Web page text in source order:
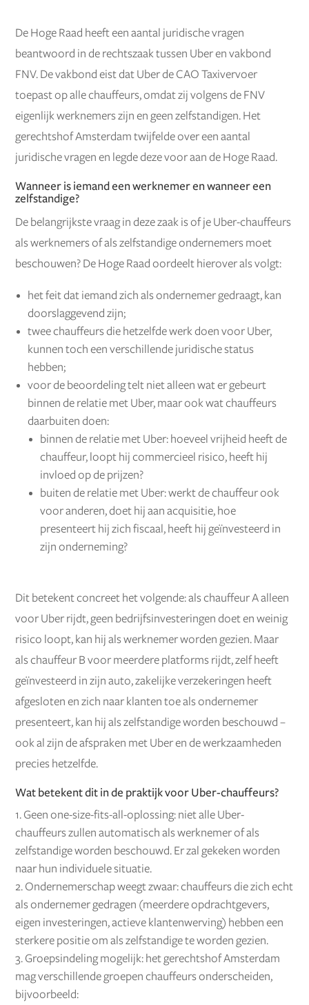
De Hoge Raad heeft een aantal juridische vragen
beantwoord in de rechtszaak tussen Uber en vakbond
FNV. De vakbond eist dat Uber de CAO Taxivervoer
toepast op alle chauffeurs, omdat zij volgens de FNV
eigenlijk werknemers zijn en geen zelfstandigen. Het
gerechtshof Amsterdam twijfelde over een aantal
juridische vragen en legde deze voor aan de Hoge Raad.
Wanneer is iemand een werknemer en wanneer een
zelfstandige?
De belangrijkste vraag in deze zaak is of je Uber-chauffeurs
als werknemers of als zelfstandige ondernemers moet
beschouwen? De Hoge Raad oordeelt hierover als volgt:
het feit dat iemand zich als ondernemer gedraagt, kan
doorslaggevend zijn;
twee chauffeurs die hetzelfde werk doen voor Uber,
kunnen toch een verschillende juridische status
hebben;
voor de beoordeling telt niet alleen wat er gebeurt
binnen de relatie met Uber, maar ook wat chauffeurs
daarbuiten doen:
binnen de relatie met Uber: hoeveel vrijheid heeft de
chauffeur, loopt hij commercieel risico, heeft hij
invloed op de prijzen?
buiten de relatie met Uber: werkt de chauffeur ook
voor anderen, doet hij aan acquisitie, hoe
presenteert hij zich fiscaal, heeft hij geïnvesteerd in
zijn onderneming?
Dit betekent concreet het volgende: als chauffeur A alleen
voor Uber rijdt, geen bedrijfsinvesteringen doet en weinig
risico loopt, kan hij als werknemer worden gezien. Maar
als chauffeur B voor meerdere platforms rijdt, zelf heeft
geïnvesteerd in zijn auto, zakelijke verzekeringen heeft
afgesloten en zich naar klanten toe als ondernemer
presenteert, kan hij als zelfstandige worden beschouwd –
ook al zijn de afspraken met Uber en de werkzaamheden
precies hetzelfde.
Wat betekent dit in de praktijk voor Uber-chauffeurs?
Geen one-size-fits-all-oplossing: niet alle Uber-
chauffeurs zullen automatisch als werknemer of als
zelfstandige worden beschouwd. Er zal gekeken worden
naar hun individuele situatie.
Ondernemerschap weegt zwaar: chauffeurs die zich echt
als ondernemer gedragen (meerdere opdrachtgevers,
eigen investeringen, actieve klantenwerving) hebben een
sterkere positie om als zelfstandige te worden gezien.
Groepsindeling mogelijk: het gerechtshof Amsterdam
mag verschillende groepen chauffeurs onderscheiden,
bijvoorbeeld: